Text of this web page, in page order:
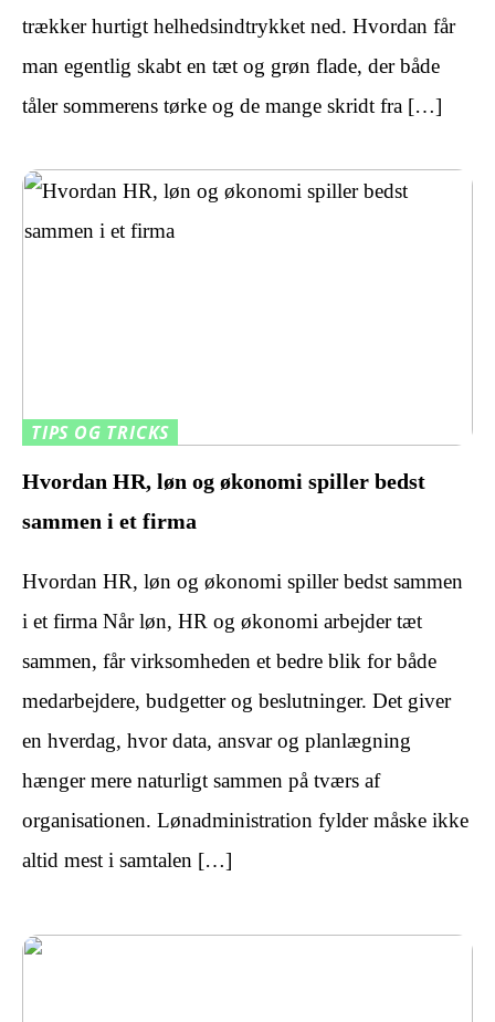
trækker hurtigt helhedsindtrykket ned. Hvordan får
man egentlig skabt en tæt og grøn flade, der både
tåler sommerens tørke og de mange skridt fra […]
TIPS OG TRICKS
Hvordan HR, løn og økonomi spiller bedst
sammen i et firma
Hvordan HR, løn og økonomi spiller bedst sammen
i et firma Når løn, HR og økonomi arbejder tæt
sammen, får virksomheden et bedre blik for både
medarbejdere, budgetter og beslutninger. Det giver
en hverdag, hvor data, ansvar og planlægning
hænger mere naturligt sammen på tværs af
organisationen. Lønadministration fylder måske ikke
altid mest i samtalen […]